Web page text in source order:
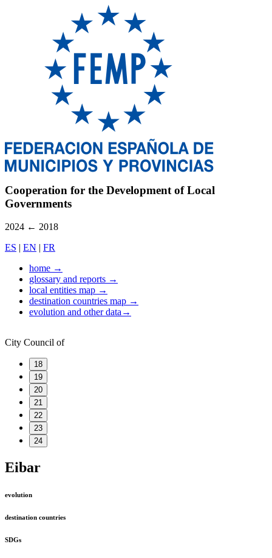
Cooperation for the Development of Local
Governments
2024 ← 2018
ES | EN | FR
home →
glossary and reports →
local entities map →
destination countries map →
evolution and other data→
City Council of
18
19
20
21
22
23
24
Eibar
evolution
destination countries
SDGs